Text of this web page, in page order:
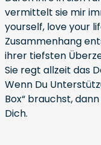
vermittelt sie mir
yourself, love your
Zusammenhang
ihrer tiefsten
Sie regt allzeit das
Wenn Du
Box“ brauchst,
Dich.